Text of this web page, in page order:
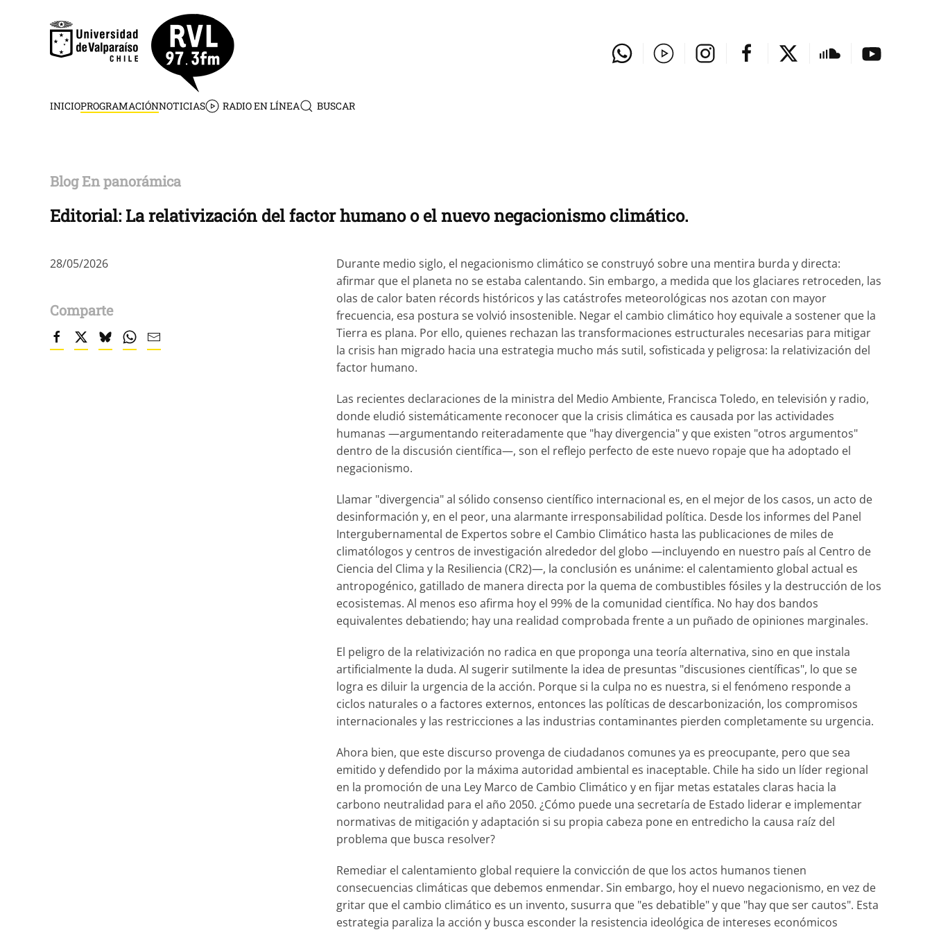
Skip to main content
INICIOPROGRAMACIÓNNOTICIAS RADIO EN LÍNEA BUSCAR
Blog En panorámica
Editorial: La relativización del factor humano o el nuevo negacionismo climático.
28/05/2026
Comparte
Durante medio siglo, el negacionismo climático se construyó sobre una mentira burda y directa:
afirmar que el planeta no se estaba calentando. Sin embargo, a medida que los glaciares retroceden, las
olas de calor baten récords históricos y las catástrofes meteorológicas nos azotan con mayor
frecuencia, esa postura se volvió insostenible. Negar el cambio climático hoy equivale a sostener que la
Tierra es plana. Por ello, quienes rechazan las transformaciones estructurales necesarias para mitigar
la crisis han migrado hacia una estrategia mucho más sutil, sofisticada y peligrosa: la relativización del
factor humano.
Las recientes declaraciones de la ministra del Medio Ambiente, Francisca Toledo, en televisión y radio,
donde eludió sistemáticamente reconocer que la crisis climática es causada por las actividades
humanas —argumentando reiteradamente que "hay divergencia" y que existen "otros argumentos"
dentro de la discusión científica—, son el reflejo perfecto de este nuevo ropaje que ha adoptado el
negacionismo.
Llamar "divergencia" al sólido consenso científico internacional es, en el mejor de los casos, un acto de
desinformación y, en el peor, una alarmante irresponsabilidad política. Desde los informes del Panel
Intergubernamental de Expertos sobre el Cambio Climático hasta las publicaciones de miles de
climatólogos y centros de investigación alrededor del globo —incluyendo en nuestro país al Centro de
Ciencia del Clima y la Resiliencia (CR2)—, la conclusión es unánime: el calentamiento global actual es
antropogénico, gatillado de manera directa por la quema de combustibles fósiles y la destrucción de los
ecosistemas. Al menos eso afirma hoy el 99% de la comunidad científica. No hay dos bandos
equivalentes debatiendo; hay una realidad comprobada frente a un puñado de opiniones marginales.
El peligro de la relativización no radica en que proponga una teoría alternativa, sino en que instala
artificialmente la duda. Al sugerir sutilmente la idea de presuntas "discusiones científicas", lo que se
logra es diluir la urgencia de la acción. Porque si la culpa no es nuestra, si el fenómeno responde a
ciclos naturales o a factores externos, entonces las políticas de descarbonización, los compromisos
internacionales y las restricciones a las industrias contaminantes pierden completamente su urgencia.
Ahora bien, que este discurso provenga de ciudadanos comunes ya es preocupante, pero que sea
emitido y defendido por la máxima autoridad ambiental es inaceptable. Chile ha sido un líder regional
en la promoción de una Ley Marco de Cambio Climático y en fijar metas estatales claras hacia la
carbono neutralidad para el año 2050. ¿Cómo puede una secretaría de Estado liderar e implementar
normativas de mitigación y adaptación si su propia cabeza pone en entredicho la causa raíz del
problema que busca resolver?
Remediar el calentamiento global requiere la convicción de que los actos humanos tienen
consecuencias climáticas que debemos enmendar. Sin embargo, hoy el nuevo negacionismo, en vez de
gritar que el cambio climático es un invento, susurra que "es debatible" y que "hay que ser cautos". Esta
estrategia paraliza la acción y busca esconder la resistencia ideológica de intereses económicos